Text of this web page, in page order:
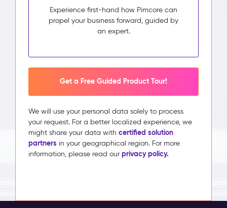
Experience first-hand how Pimcore can
propel your business forward, guided by
an expert.
Get a Free Guided Product Tour!
We will use your personal data solely to process
your request. For a better localized experience, we
might share your data with certified solution
partners in your geographical region. For more
information, please read our privacy policy.